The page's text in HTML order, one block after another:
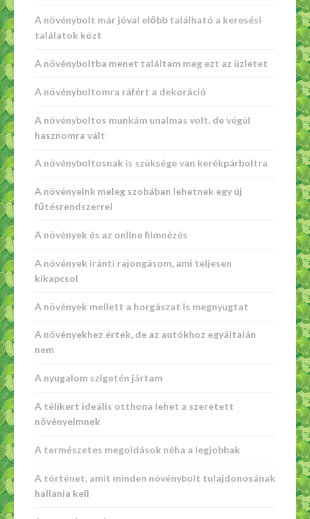
A növénybolt már jóval előbb található a keresési
találatok közt
A növényboltba menet találtam meg ezt az üzletet
A növényboltomra ráfért a dekoráció
A növényboltos munkám unalmas volt, de végül
hasznomra vált
A növényboltosnak is szüksége van kerékpárboltra
A növényeink meleg szobában lehetnek egy új
fűtésrendszerrel
A növények és az online filmnézés
A növények iránti rajongásom, ami teljesen
kikapcsol
A növények mellett a horgászat is megnyugtat
A növényekhez értek, de az autókhoz egyáltalán
nem
A nyugalom szigetén jártam
A télikert ideális otthona lehet a szeretett
növényeimnek
A természetes megoldások néha a legjobbak
A történet, amit minden növénybolt tulajdonosának
hallania kell